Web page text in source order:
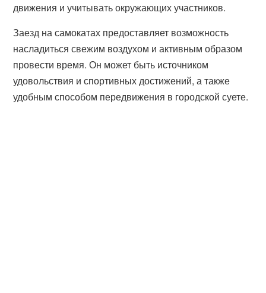
движения и учитывать окружающих участников.
Заезд на самокатах предоставляет возможность
насладиться свежим воздухом и активным образом
провести время. Он может быть источником
удовольствия и спортивных достижений, а также
удобным способом передвижения в городской суете.